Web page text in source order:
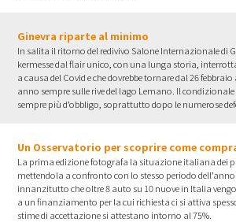
Ginevra riparte al minimo
In salita il ritorno del redivivo Salone Internazionale di
kermesse dal flair unico, con una lunga storia,
a causa del Covid e che dovrebbe tornare dal 26
anno sempre sulle rive del lago Lemano. Il
sempre più d’obbligo, soprattutto dopo le numerose
Un Osservatorio per scoprire come
La prima edizione fotografa la situazione italiana dei
mettendola a confronto con lo stesso periodo dell’anno
innanzitutto che oltre 8 auto su 10 nuove in Italia
a un finanziamento per la cui richiesta ci si attiva
stime di accettazione si attestano intorno al 75%.